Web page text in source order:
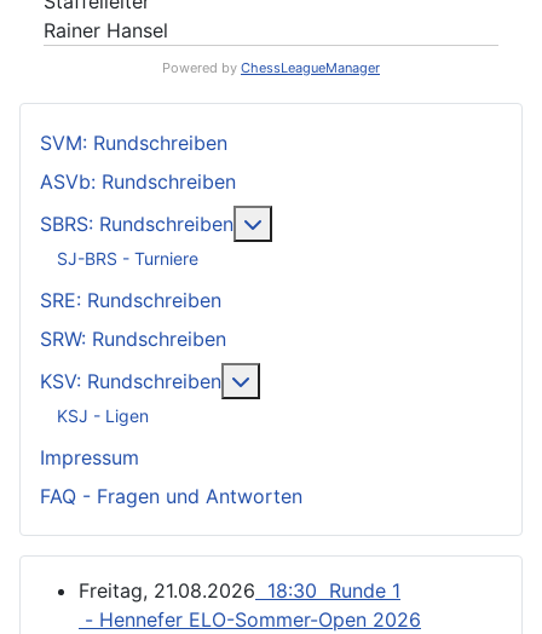
Rainer Hansel
Powered by ChessLeagueManager
SVM: Rundschreiben
ASVb: Rundschreiben
SBRS: Rundschreiben
SJ-BRS - Turniere
SRE: Rundschreiben
SRW: Rundschreiben
KSV: Rundschreiben
KSJ - Ligen
Impressum
FAQ - Fragen und Antworten
Freitag, 21.08.2026 18:30 Runde 1
- Hennefer ELO-Sommer-Open 2026